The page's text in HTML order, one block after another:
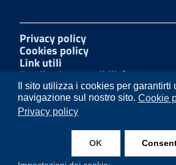
Il sito utilizza i cookies per garantirti
navigazione sul nostro sito. Cookie
Privacy policy
OK
Privacy policy
Cookies policy
Link utili
Feedback accessibilità
Amministrazione trasparente
Mappa del sito
W3C Css
Facebook